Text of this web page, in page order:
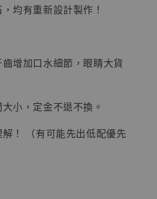
均有重新設計製作！
增加口水細節，眼睛大貨
小，定金不退不換。
！ （有可能先出低配優先